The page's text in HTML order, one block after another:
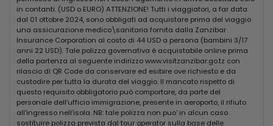
serie di proposte, tutte a pagamento. Completa l’offerta
un bar, luogo perfetto per sorseggiare un cocktail di frutta
tropicale in qualunque momento della giornata. Il
trattamento previsto è di All Inclusive e comprende: drink di
benvenuto, colazione, pranzo, cena con servizio a buffet.
Servizio di late breakfast al bar dalle 10:30 alle 12:00 Caffè
americano, tè caldo e freddo durante il giorno serviti al bar.
Acqua, soft drinks e bevande alcoliche locali serviti al
bicchiere durante i pasti. Tè e caffè con pasticcini al
pomeriggio. Frutta fresca al bar ad orari restabiliti. Un
aperitivo tipico serale con stuzzichini.
in contanti. (USD o EURO) ATTENZIONE! Tutti i viaggiatori, a far data
dal 01 ottobre 2024, sono obbligati ad acquistare prima del viaggio
una assicurazione medico\sanitaria fornita dalla Zanzibar
Insurance Corporation al costo di 44 USD a persona (bambini 3/17
anni 22 USD). Tale polizza governativa è acquistabile online prima
della partenza al seguente indirizzo www.visitzanzibar.go.tz con
rilascio di QR Code da conservare ed esibire ove richiesto e da
custodire per tutta la durata del viaggio. Il mancato rispetto di
questo requisito obbligatorio può comportare, da parte del
personale dell’ufficio immigrazione, presente in aeroporto, il rifiuto
all'ingresso nell’isola. NB: tale polizza non puo' in alcun caso
sostituire polizza prevista dal tour operator sulla base delle